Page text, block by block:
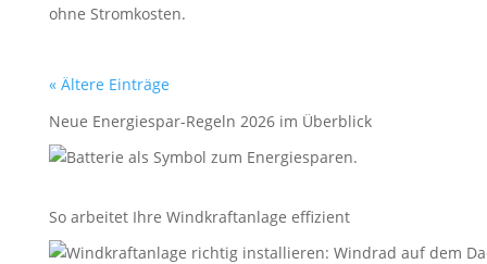
ohne Stromkosten.
« Ältere Einträge
Neue Energiespar-Regeln 2026 im Überblick
So arbeitet Ihre Windkraftanlage effizient